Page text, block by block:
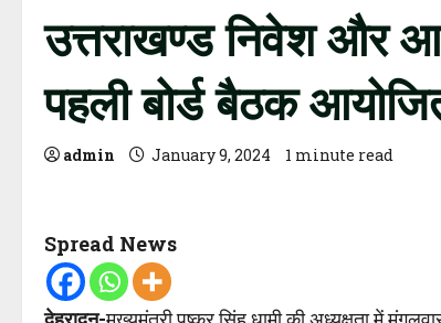
उत्तराखण्ड निवेश और
पहली बोर्ड बैठक
admin January 9, 2024 1 minute read
Spread News